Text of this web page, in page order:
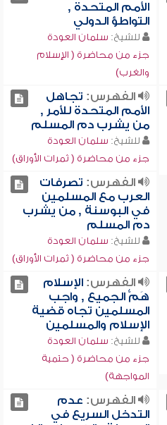
الأمم المتحدة ,
التواطؤ الدولي
للشيخ: سلمان العودة
جزء من محاضرة ( الإسلام
والغرب)
الفهرس: تجاهل
الأمم المتحدة للأمر ,
من يشرب دم المسلم
للشيخ: سلمان العودة
جزء من محاضرة ( ثمرات الأوراق)
الفهرس: تصرفات
العرب مع المسلمين
في البوسنة , من يشرب
دم المسلم
للشيخ: سلمان العودة
جزء من محاضرة ( ثمرات الأوراق)
الفهرس:الإسلام
هَمُّ الجميع , واجب
المسلمين تجاه قضية
الإسلام والمسلمين
للشيخ: سلمان العودة
جزء من محاضرة ( حتمية
المواجهة)
الفهرس: عدم
التدخل السريع في